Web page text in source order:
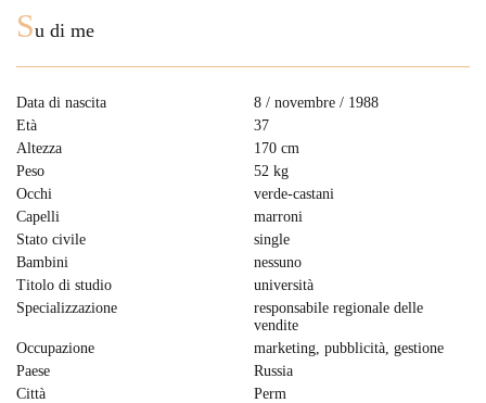
Su di me
Data di nascita
8 / novembre / 1988
Età
37
Altezza
170 cm
Peso
52 kg
Occhi
verde-castani
Capelli
marroni
Stato civile
single
Bambini
nessuno
Titolo di studio
università
Specializzazione
responsabile regionale delle
vendite
Occupazione
marketing, pubblicità, gestione
Paese
Russia
Città
Perm